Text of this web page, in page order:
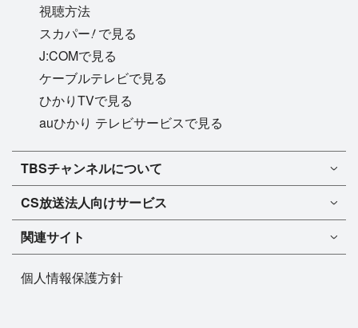
視聴方法
スカパー!で見る
J:COMで見る
ケーブルテレビで見る
ひかりTVで見る
auひかり テレビサービスで見る
TBSチャンネル1
TBSチャンネル2
マンスリーガイド［PDF］
TBSチャンネルについて
TBSチャンネルについて
FAQ・よくあるご質問
インフォメーション
プレゼント
CS放送法人向けサービス
法人向けサービスについて
TBSチャンネル1
TBSチャンネル2
今月放送
ドラマ
バラエティ
音楽
関連サイト
BS-TBS
個人情報保護方針